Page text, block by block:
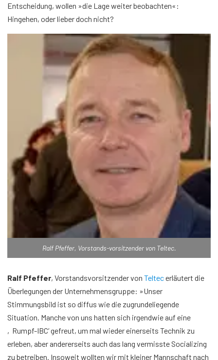
Entscheidung, wollen »die Lage weiter beobachten«:
Hingehen, oder lieber doch nicht?
Ralf Pfeffer, Vorstands-vorsitzender von Teltec.
Ralf Pfeffer, Vorstandsvorsitzender von Teltecerläutert die
Überlegungen der Unternehmensgruppe: »Unser
Stimmungsbild ist so diffus wie die zugrundeliegende
Situation. Manche von uns hatten sich irgendwie auf eine
‚Rumpf-IBC‘ gefreut, um mal wieder einerseits Technik zu
erleben, aber andererseits auch das lang vermisste Socializing
zu betreiben. Insoweit wollten wir mit kleiner Mannschaft nach